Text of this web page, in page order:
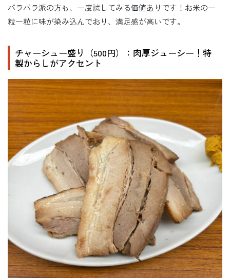
パラパラ派の方も、一度試してみる価値ありです！お米の一
粒一粒に味が染み込んでおり、満足感が高いです。
チャーシュー盛り（500円）：肉厚ジューシー！特
製からしがアクセント